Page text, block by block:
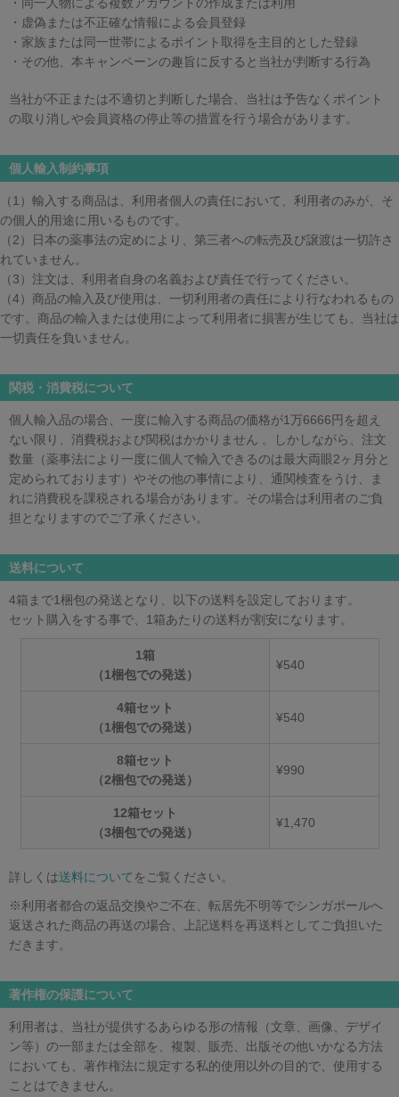
・同一人物による複数アカウントの作成または利用
・虚偽または不正確な情報による会員登録
・家族または同一世帯によるポイント取得を主目的とした登録
・その他、本キャンペーンの趣旨に反すると当社が判断する行為
当社が不正または不適切と判断した場合、当社は予告なくポイント
の取り消しや会員資格の停止等の措置を行う場合があります。
個人輸入制約事項
（1）輸入する商品は、利用者個人の責任において、利用者のみが、そ
の個人的用途に用いるものです。
（2）日本の薬事法の定めにより、第三者への転売及び譲渡は一切許さ
れていません。
（3）注文は、利用者自身の名義および責任で行ってください。
（4）商品の輸入及び使用は、一切利用者の責任により行なわれるもの
です。商品の輸入または使用によって利用者に損害が生じても、当社は
一切責任を負いません。
関税・消費税について
個人輸入品の場合、一度に輸入する商品の価格が1万6666円を超え
ない限り、消費税および関税はかかりません 。しかしながら、注文
数量（薬事法により一度に個人で輸入できるのは最大両眼2ヶ月分と
定められております）やその他の事情により、通関検査をうけ、ま
れに消費税を課税される場合があります。その場合は利用者のご負
担となりますのでご了承ください。
送料について
4箱まで1梱包の発送となり、以下の送料を設定しております。
セット購入をする事で、1箱あたりの送料が割安になります。
1箱
（1梱包での発送）
¥540
4箱セット
（1梱包での発送）
¥540
8箱セット
（2梱包での発送）
¥990
12箱セット
（3梱包での発送）
¥1,470
詳しくは送料について をご覧ください。
※利用者都合の返品交換やご不在、転居先不明等でシンガポールへ
返送された商品の再送の場合、上記送料を再送料としてご負担いた
だきます。
著作権の保護について
利用者は、当社が提供するあらゆる形の情報（文章、画像、デザイ
ン等）の一部または全部を、複製、販売、出版その他いかなる方法
においても、著作権法に規定する私的使用以外の目的で、使用する
ことはできません。